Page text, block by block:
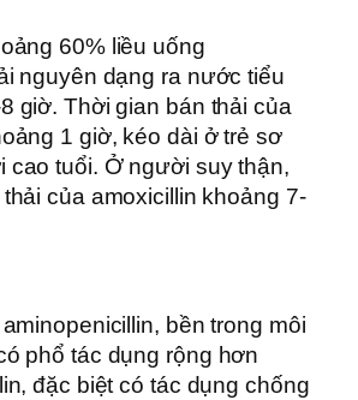
60% liều uống
nguyên dạng ra nước tiểu
giờ. Thời gian bán thải của
1 giờ, kéo dài ở trẻ sơ
cao tuổi. Ở người suy thận,
của amoxicillin khoảng 7-
bền trong môi
phổ tác dụng rộng hơn
đặc biệt có tác dụng chống